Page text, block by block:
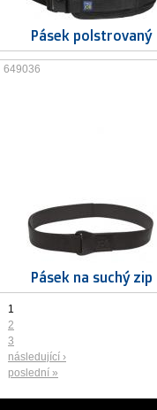
Pásek polstrovaný
649036
Pásek na suchý zip
1
2
3
následující ›
poslední »